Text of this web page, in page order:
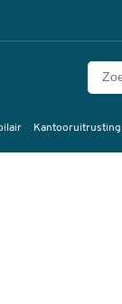
Kantooruitrusting